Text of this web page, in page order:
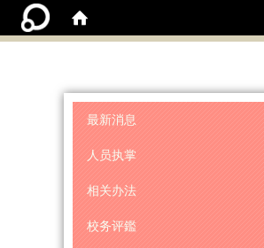
最新消息
人员执掌
相关办法
校务评鑑